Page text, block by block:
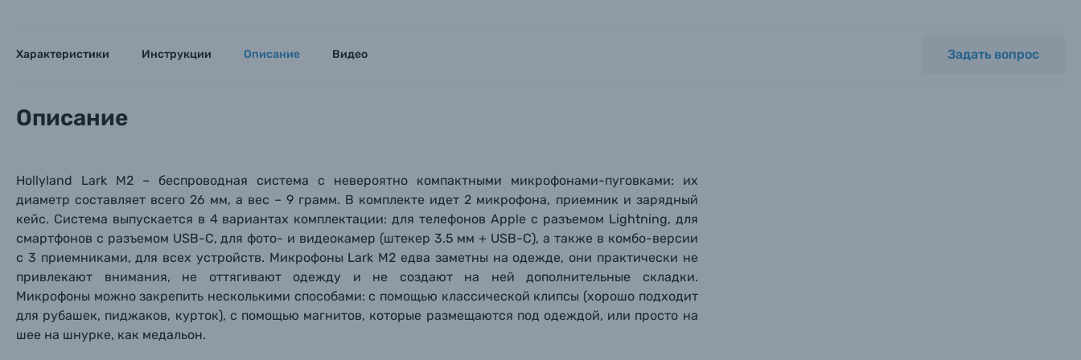
Характеристики Инструкции Описание Видео Задать вопрос
Описание
Hollyland Lark M2 – беспроводная система с невероятно компактными микрофонами-пуговками: их
диаметр составляет всего 26 мм, а вес – 9 грамм. В комплекте идет 2 микрофона, приемник и зарядный
кейс. Система выпускается в 4 вариантах комплектации: для телефонов Apple c разъемом Lightning, для
смартфонов с разъемом USB-C, для фото- и видеокамер (штекер 3.5 мм + USB-C), а также в комбо-версии
с 3 приемниками, для всех устройств. Микрофоны Lark M2 едва заметны на одежде, они практически не
привлекают внимания, не оттягивают одежду и не создают на ней дополнительные складки.
Микрофоны можно закрепить несколькими способами: с помощью классической клипсы (хорошо подходит
для рубашек, пиджаков, курток), с помощью магнитов, которые размещаются под одеждой, или просто на
шее на шнурке, как медальон.